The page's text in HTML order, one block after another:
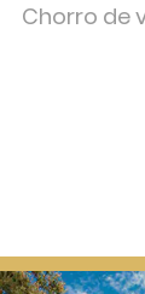
Chorro de